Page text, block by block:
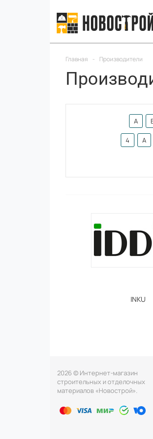
Главная - Производители
A
4 А
INKU
2026 © Интернет-магазин
строительных и отделочных
материалов «Новострой».